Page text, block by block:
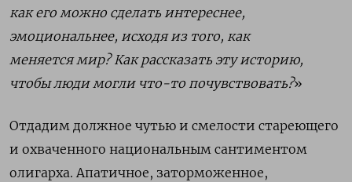
как его можно сделать интереснее,
эмоциональнее, исходя из того, как
меняется мир? Как рассказать эту историю,
чтобы люди могли что-то почувствовать?»
Отдадим должное чутью и смелости стареющего
и охваченного национальным сантиментом
олигарха. Апатичное, заторможенное,